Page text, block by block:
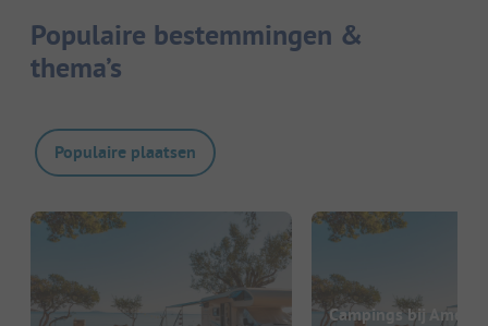
Populaire bestemmingen &
thema’s
Populaire plaatsen
Campings bij